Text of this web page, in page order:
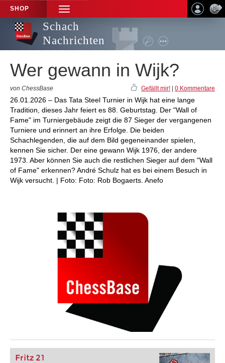
SHOP
TOGGLE
NAVIGATION
Schach
Nachrichten
Wer gewann in Wijk?
von ChessBase Gefällt mir! 0 Kommentare
26.01.2026 – Das Tata Steel Turnier in Wijk hat eine lange
Tradition, dieses Jahr feiert es 88. Geburtstag. Der "Wall of
Fame" im Turniergebäude zeigt die 87 Sieger der vergangenen
Turniere und erinnert an ihre Erfolge. Die beiden
Schachlegenden, die auf dem Bild gegeneinander spielen,
kennen Sie sicher. Der eine gewann Wijk 1976, der andere
1973. Aber können Sie auch die restlichen Sieger auf dem "Wall
of Fame" erkennen? André Schulz hat es bei einem Besuch in
Wijk versucht. | Foto: Foto: Rob Bogaerts. Anefo
Fritz 21